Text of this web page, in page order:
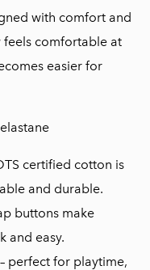
with comfort and
feels comfortable at
easier for
certified cotton is
and durable.
buttons make
and easy.
– perfect for playtime,